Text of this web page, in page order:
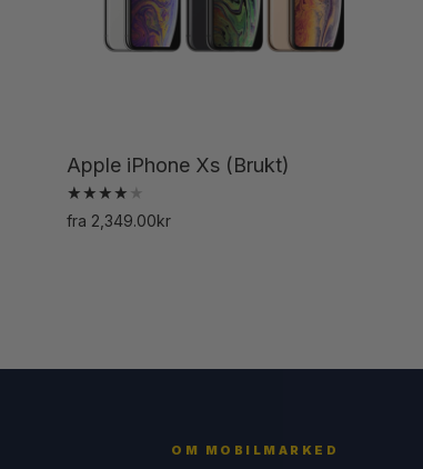
Apple iPhone Xs (Brukt)
Vurdert
4.00
fra 2,349.00kr
varianter.
velges
OM MOBILMARKED